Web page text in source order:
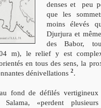
denses et
peu
que les
moins élevés
Djurjura et
des Babor,
m), le relief y est
en tousdessens, la
dénivellations 2.
fond de défilés vertigineux
«perdent